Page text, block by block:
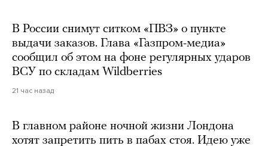
В России снимут ситком «ПВЗ» о пункте
выдачи заказов. Глава «Газпром-медиа»
сообщил об этом на фоне регулярных ударов
ВСУ по складам Wildberries
21 час назад
В главном районе ночной жизни Лондона
хотят запретить пить в пабах стоя. Идею уже